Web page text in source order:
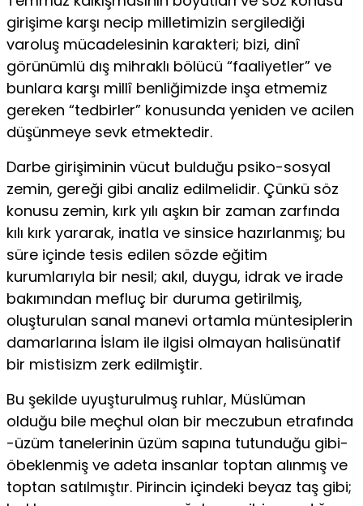
girişime karşı necip milletimizin sergilediği
varoluş mücadelesinin karakteri; bizi, dinî
görünümlü dış mihraklı bölücü “faaliyetler” ve
bunlara karşı millî benliğimizde inşa etmemiz
gereken “tedbirler” konusunda yeniden ve acilen
düşünmeye sevk etmektedir.
Darbe girişiminin vücut bulduğu psiko-sosyal
zemin, gereği gibi analiz edilmelidir. Çünkü söz
konusu zemin, kırk yılı aşkın bir zaman zarfında
kılı kırk yararak, inatla ve sinsice hazırlanmış; bu
süre içinde tesis edilen sözde eğitim
kurumlarıyla bir nesil; akıl, duygu, idrak ve irade
bakımından mefluç bir duruma getirilmiş,
oluşturulan sanal manevi ortamla müntesiplerin
damarlarına İslam ile ilgisi olmayan halisünatif
bir mistisizm zerk edilmiştir.
Bu şekilde uyuşturulmuş ruhlar, Müslüman
olduğu bile meçhul olan bir meczubun etrafında
-üzüm tanelerinin üzüm sapına tutunduğu gibi-
öbeklenmiş ve adeta insanlar toptan alınmış ve
toptan satılmıştır. Pirincin içindeki beyaz taş gibi;